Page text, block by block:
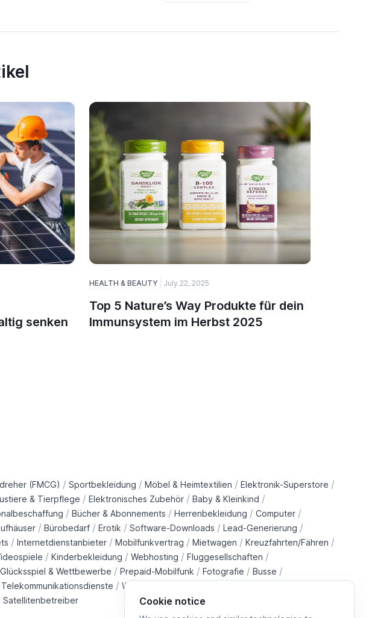
Cookie notice
senken
HEALTH & BEAUTY July 22, 2025
Top 5 Nature’s Way Produkte für dein
Immunsystem im Herbst 2025
(FMCG) / Sportbekleidung / Möbel & Heimtextilien / Elektronik-Superstore /
& Tierpflege / Elektronisches Zubehör / Baby & Kleinkind /
/ Bücher & Abonnements / Herrenbekleidung / Computer /
/ Bürobedarf / Erotik / Software-Downloads / Lead-Generierung /
/ Internetdienstanbieter / Mobilfunkvertrag / Mietwagen / Kreuzfahrten/Fähren /
/ Kinderbekleidung / Webhosting / Fluggesellschaften /
Glücksspiel & Wettbewerbe / Prepaid-Mobilfunk / Fotografie / Busse /
Telekommunikationsdienste / Wohltätigkeitsorganisationen
Satellitenbetreiber